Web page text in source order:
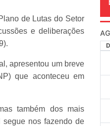
de Lutas do Setor
e deliberações
apresentou um breve
que aconteceu em
também dos mais
nos fazendo de